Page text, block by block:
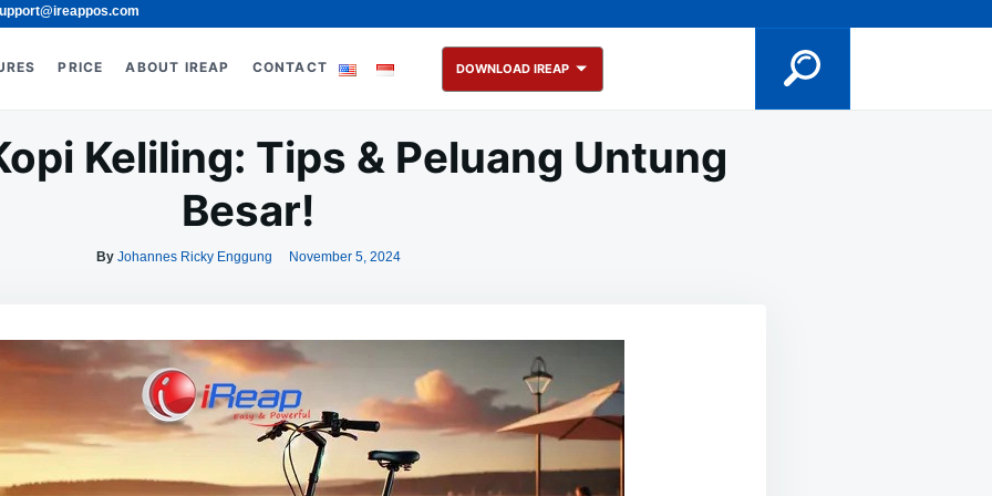
PRICE ABOUT IREAP CONTACT DOWNLOAD IREAP
Keliling: Tips & Peluang Untung
Besar!
By Johannes Ricky Enggung November 5, 2024